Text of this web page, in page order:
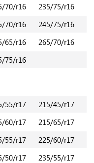
70/r16
235/75/r16
70/r16
245/75/r16
65/r16
265/70/r16
75/r16
55/r17
215/45/r17
60/r17
215/65/r17
55/r17
225/60/r17
50/r17
235/55/r17